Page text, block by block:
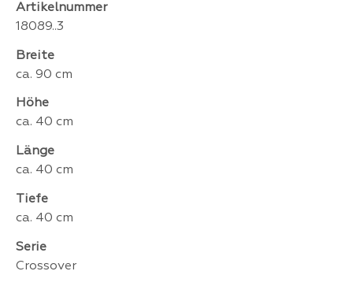
Artikelnummer
18089..3
Breite
ca. 90 cm
Höhe
ca. 40 cm
Länge
ca. 40 cm
Tiefe
ca. 40 cm
Serie
Crossover